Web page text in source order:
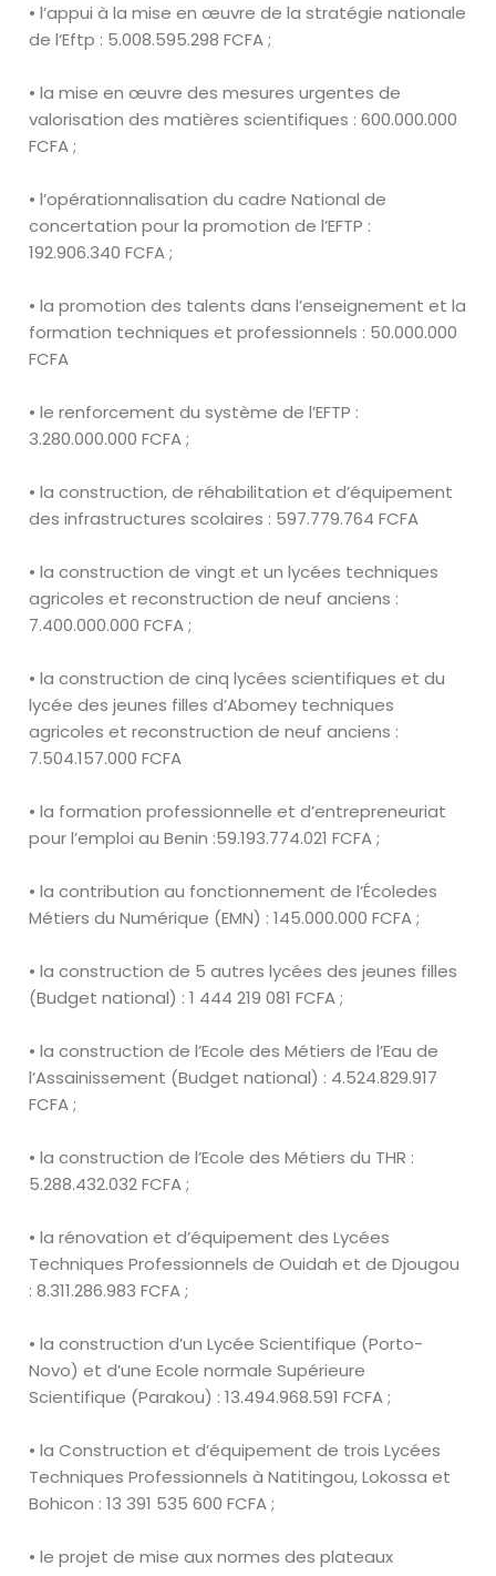
• l’appui à la mise enœuvre de la stratégie nationale
de l‘Eftp : 5.008.595.298 FCFA ;
• la mise enœuvre des mesures urgentes de
valorisation des matières scientifiques : 600.000.000
FCFA ;
• l’opérationnalisation du cadre National de
concertation pour la promotion de l’EFTP :
192.906.340 FCFA ;
• la promotion des talents dans l’enseignement et la
formation techniques et professionnels : 50.000.000
FCFA
• le renforcement du système de l’EFTP :
3.280.000.000 FCFA ;
• la construction, de réhabilitation et d’équipement
des infrastructures scolaires : 597.779.764 FCFA
• la construction de vingt et un lycées techniques
agricoles et reconstruction de neuf anciens :
7.400.000.000 FCFA ;
• la construction de cinq lycées scientifiques et du
lycée des jeunes filles d’Abomey techniques
agricoles et reconstruction de neuf anciens :
7.504.157.000 FCFA
• la formation professionnelle et d’entrepreneuriat
pour l’emploi au Benin :59.193.774.021 FCFA ;
• la contribution au fonctionnement de l’Écoledes
Métiers du Numérique (EMN) :145.000.000 FCFA;
• la construction de 5 autres lycées des jeunes filles
(Budget national) : 1 444 219 081 FCFA ;
• la construction de l’Ecole des Métiers de l’Eau de
l’Assainissement (Budget national) : 4.524.829.917
FCFA ;
• la construction de l’Ecole des Métiers du THR :
5.288.432.032 FCFA ;
• la rénovation et d’équipement des Lycées
Techniques Professionnels de Ouidah et de Djougou
: 8.311.286.983 FCFA ;
• la construction d’un Lycée Scientifique (Porto-
Novo) et d’une Ecole normale Supérieure
Scientifique (Parakou) : 13.494.968.591 FCFA ;
• la Construction et d’équipement de trois Lycées
Techniques Professionnels à Natitingou, Lokossa et
Bohicon : 13 391 535 600 FCFA ;
• le projet de mise aux normes des plateaux